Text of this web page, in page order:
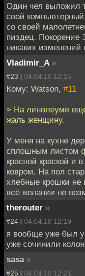
Один чел выложил
свой
со своей
пиздец. Покорение
никаких
Vladimir_A »
#23 | 04.04.10 12:15
Кому: Watson, #11
> На линолеуме
жаль женщину.
У меня на кухне
сплошным листом
красной краской и
ковром. На пол
хлебные крошки не
всё желании не
therouter »
#24 | 04.04.10 12:19
я вообще уже был
уже сочинили
sasa »
#25 | 04.04.10 12:21